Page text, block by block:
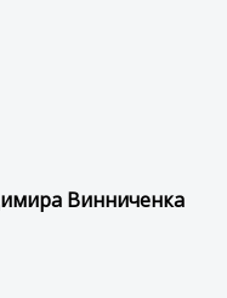
Винниченка